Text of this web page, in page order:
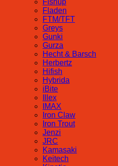
Fladen
FTM/TFT
Greys
Gunki
Gurza
Hecht & Barsch
Herbertz
Hifish
Hybrida
iBite
Illex
IMAX
Iron Claw
Iron Trout
Jenzi
JRC
Kamasaki
Keitech